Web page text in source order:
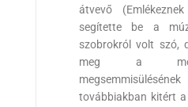
átvevő
segítette be a
szobrokról volt szó,
meg a
továbbiakban kitért